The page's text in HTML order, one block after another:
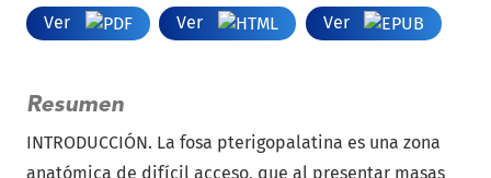
Ver Ver Ver
Resumen
INTRODUCCIÓN. La fosa pterigopalatina es una zona
anatómica de difícil acceso, que al presentar masas